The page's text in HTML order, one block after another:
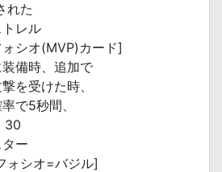
れた
トレル
シオ(MVP)カード]
装備時、追加で
を受けた時、
で5秒間、
30
ー
ォシオ=バジル]